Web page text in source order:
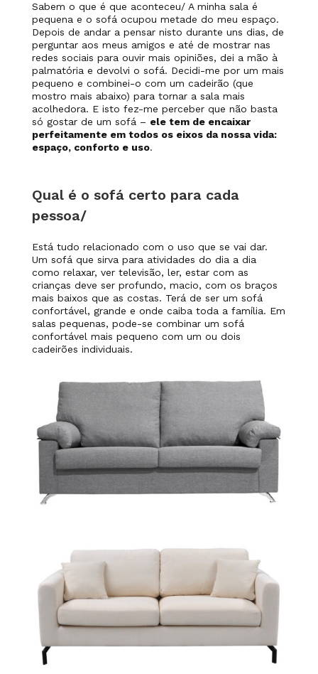
Sabem o que é que aconteceu/ A minha sala é
pequena e o sofá ocupou metade do meu espaço.
Depois de andar a pensar nisto durante uns dias, de
perguntar aos meus amigos e até de mostrar nas
redes sociais para ouvir mais opiniões, dei a mão à
palmatória e devolvi o sofá. Decidi-me por um mais
pequeno e combinei-o com um cadeirão (que
mostro mais abaixo) para tornar a sala mais
acolhedora. E isto fez-me perceber que não basta
só gostar de um sofá – ele tem de encaixar
perfeitamente em todos os eixos da nossa vida:
espaço, conforto e uso.
Qual é o sofá certo para cada
pessoa/
Está tudo relacionado com o uso que se vai dar.
Um sofá que sirva para atividades do dia a dia
como relaxar, ver televisão, ler, estar com as
crianças deve ser profundo, macio, com os braços
mais baixos que as costas. Terá de ser um sofá
confortável, grande e onde caiba toda a família. Em
salas pequenas, pode-se combinar um sofá
confortável mais pequeno com um ou dois
cadeirões individuais.